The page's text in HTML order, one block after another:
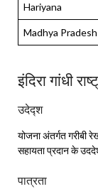
Hariyana
Madhya Pradesh
इंदिरा गांधी
उदेद्श
योजना अंतर्गत गरीबी
सहायता प्रदान के
पात्रता